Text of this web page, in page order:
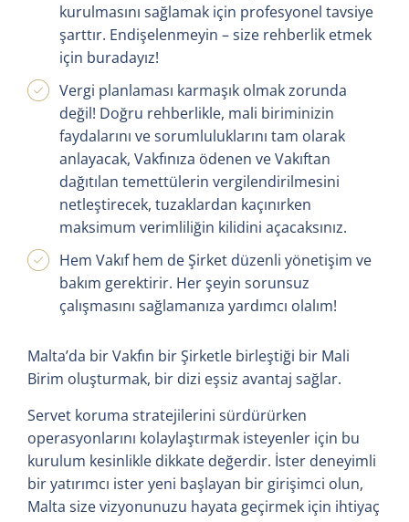
kurulmasını sağlamak için profesyonel tavsiye
şarttır. Endişelenmeyin – size rehberlik etmek
için buradayız!
Vergi planlaması karmaşık olmak zorunda
değil! Doğru rehberlikle, mali biriminizin
faydalarını ve sorumluluklarını tam olarak
anlayacak, Vakfınıza ödenen ve Vakıftan
dağıtılan temettülerin vergilendirilmesini
netleştirecek, tuzaklardan kaçınırken
maksimum verimliliğin kilidini açacaksınız.
Hem Vakıf hem de Şirket düzenli yönetişim ve
bakım gerektirir. Her şeyin sorunsuz
çalışmasını sağlamanıza yardımcı olalım!
Malta’da bir Vakfın bir Şirketle birleştiği bir Mali
Birim oluşturmak, bir dizi eşsiz avantaj sağlar.
Servet koruma stratejilerini sürdürürken
operasyonlarını kolaylaştırmak isteyenler için bu
kurulum kesinlikle dikkate değerdir. İster deneyimli
bir yatırımcı ister yeni başlayan bir girişimci olun,
Malta size vizyonunuzu hayata geçirmek için ihtiyaç